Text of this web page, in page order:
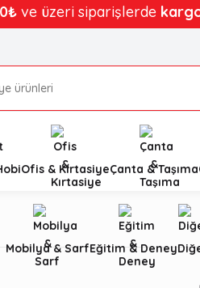
ve üzeri siparişlerde
Ofis & KırtasiyeÇanta & Taşıma
Mobilya & SarfEğitim & Deney